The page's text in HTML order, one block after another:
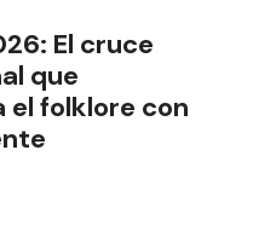
El cruce
que
el folklore con